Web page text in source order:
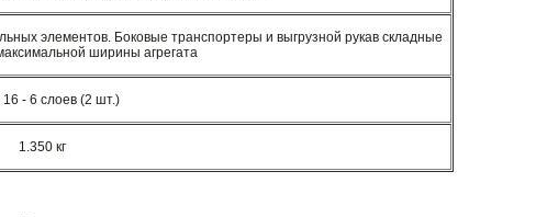
элементов. Боковые транспортеры и выгрузной рукав складные
ширины агрегата
16 - 6 слоев (2 шт.)
1.350 кг